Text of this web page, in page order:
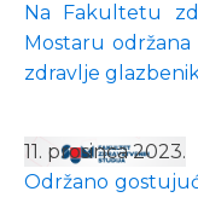
Na Fakultetu
Mostaru održana
zdravlje
11. prosinca 2023.
Održano